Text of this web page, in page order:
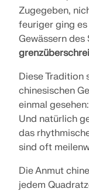
Dlubal API
Der neue
flexible
von Python
gesamte
EINSTIEG MIT
Add-Ons
Zusätzliche
Sonderlösungen
Bemessung
Schnell
Finden Sie
Fragen zu
Handumdrehen
Entfesseln
Entdecken Sie
die Ihren
NEUE
ERSTE
UNSERE
Wachstum und
Deutsch
Zugegeben,
feuriger ging
Gewässern des
Diese Tradition
chinesischen
einmal
Und natürlich
das
sind oft
Die Anmut
jedem